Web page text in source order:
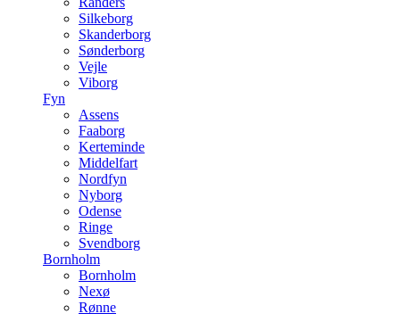
Silkeborg
Skanderborg
Sønderborg
Vejle
Viborg
Fyn
Assens
Faaborg
Kerteminde
Middelfart
Nordfyn
Nyborg
Odense
Ringe
Svendborg
Bornholm
Bornholm
Nexø
Rønne